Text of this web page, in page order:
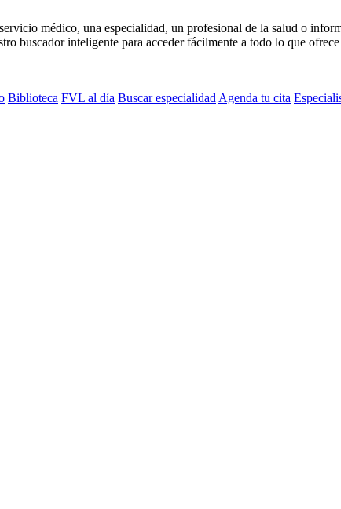
médico, una especialidad, un profesional de la salud o
buscador inteligente para acceder fácilmente a todo lo que
Biblioteca FVL al día Buscar especialidad Agenda tu cita